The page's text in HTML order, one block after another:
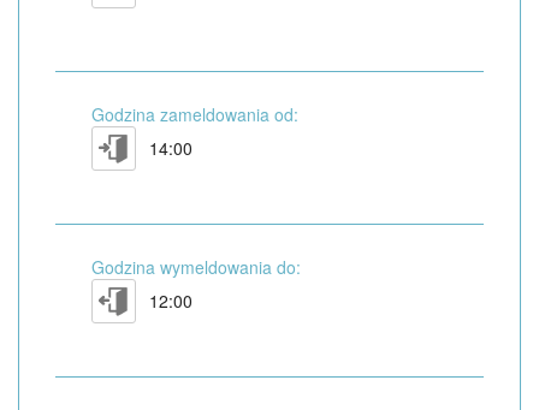
Godzina zameldowania od:
14:00
Godzina wymeldowania do:
12:00